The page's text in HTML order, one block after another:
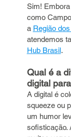
Sim!
como
a Região
atendemos
Hub Brasil .
Qual é a
digital
A digital é
squeeze ou
um humor
sofisticação.